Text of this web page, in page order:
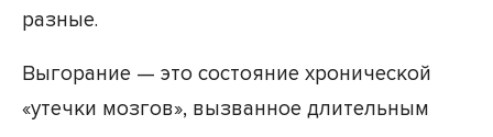
разные.
Выгорание — это состояние хронической
«утечки мозгов», вызванное длительным